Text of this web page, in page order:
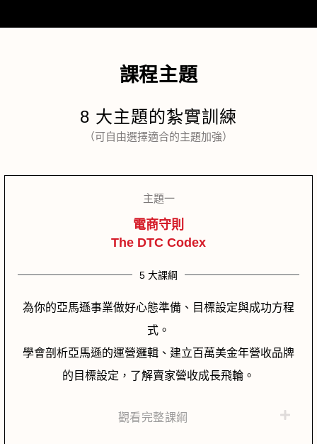
課程主題
8 大主題的紮實訓練
（可自由選擇適合的主題加強）
主題一
電商守則
The DTC Codex
5 大課綱
為你的亞馬遜事業做好心態準備、目標設定與成功方程
式。
學會剖析亞馬遜的運營邏輯、建立百萬美金年營收品牌
的目標設定，了解賣家營收成長飛輪。
觀看完整課綱